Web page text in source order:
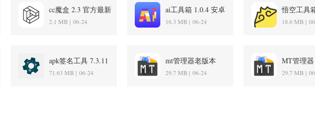
cc魔盒 2.3 官方最新
版
2.1 MB | 06-24
ai工具箱 1.0.4 安卓
版
16.3 MB | 06-24
悟空工具
18.6 MB |
apk签名工具 7.3.11
最新版
71.63 MB | 06-24
mt管理器老版本
2.26.7 最新版
29.7 MB | 06-24
MT管理
卓版
29.7 MB |